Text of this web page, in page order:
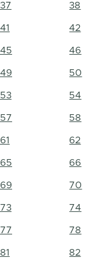
37 38
41 42
45 46
49 50
53 54
57 58
61 62
65 66
69 70
73 74
77 78
81 82